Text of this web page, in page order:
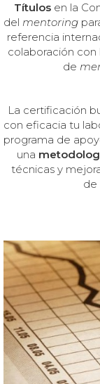
Títulos en la
del mentoring
referencia
colaboración con
de
La certificación
con eficacia tu
programa de
una
técnicas y
de